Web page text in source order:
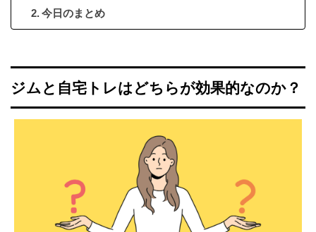
今日のまとめ
ジムと自宅トレはどちらが効果的なのか？